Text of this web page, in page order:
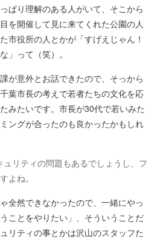
ぱり理解のある人がいて、そこから
を開催して見に来てくれた公園の人
市役所の人とかが「すげえじゃん！
」って（笑）。
が意外とお話できたので、そっから
葉市長の考えで若者たちの文化を応
みたいです。市長が30代で若いみた
ングが合ったのも良かったかもしれ
リティの問題もあるでしょうし、フ
よね。
全然できなかったので、一緒にやっ
ことをやりたい」、そういうことだ
リティの事とかは沢山のスタッフた